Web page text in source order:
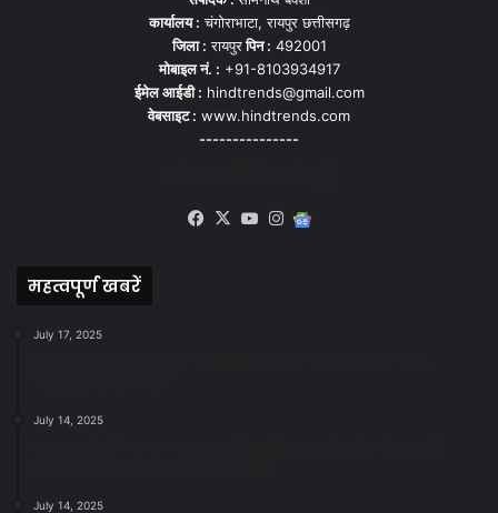
कार्यालय : चंगोराभाटा, रायपुर छत्तीसगढ़
जिला : रायपुरपिन : 492001
मोबाइल नं. : +91-8103934917
ईमेल आईडी : hindtrends@gmail.com
वेबसाइट : www.hindtrends.com
---------------
Facebook
X YouTubeInstagram
महत्वपूर्ण खबरें
July 17, 2025
July 14, 2025
July 14, 2025